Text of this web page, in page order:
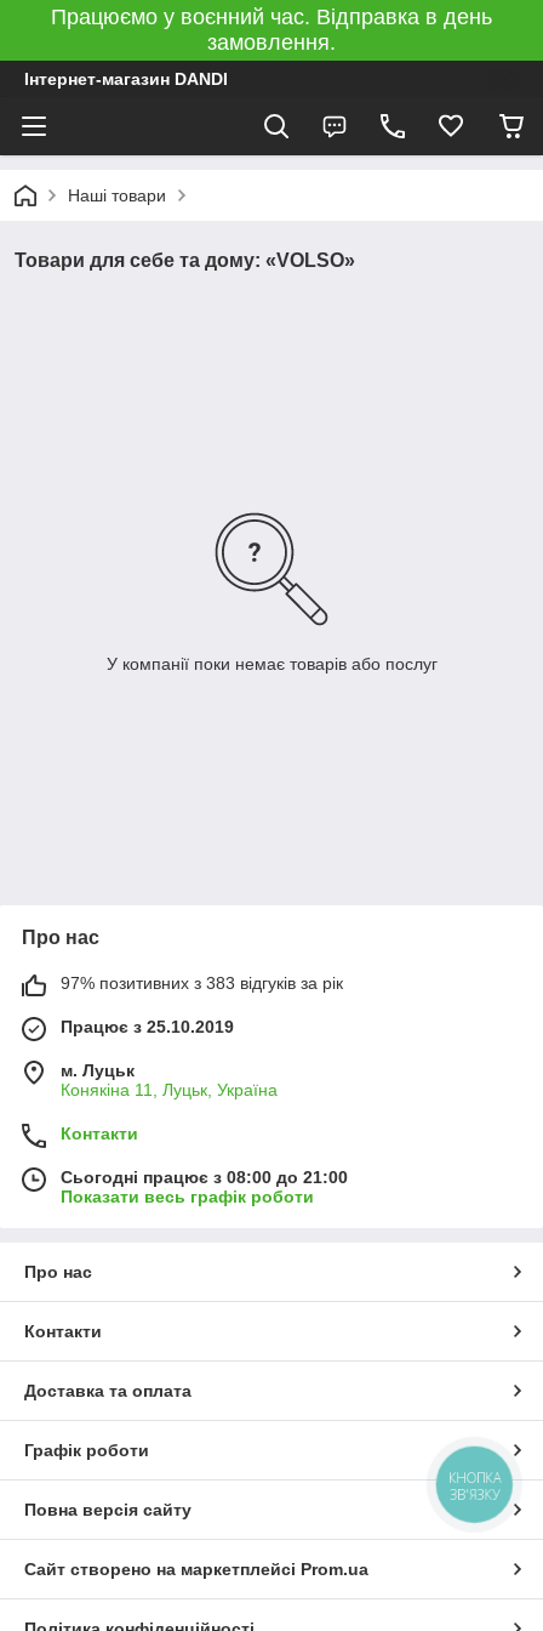
Працюємо у воєнний час. Відправка в день
замовлення.
Інтернет-магазин DANDI
Наші товари
Товари для себе та дому: «VOLSO»
У компанії поки немає товарів або послуг
Про нас
97% позитивних з 383 відгуків за рік
Працює з 25.10.2019
м. Луцьк
Конякіна 11, Луцьк, Україна
Контакти
Сьогодні працює з 08:00 до 21:00
Показати весь графік роботи
Про нас
Контакти
Доставка та оплата
Графік роботи
Повна версія сайту
Сайт створено на маркетплейсі Prom.ua
КНОПКА
ЗВ'ЯЗКУ